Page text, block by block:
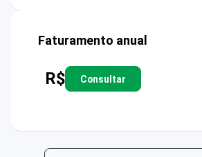
Faturamento anual
R$ Consultar